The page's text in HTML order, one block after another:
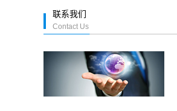
联系我们
Contact Us